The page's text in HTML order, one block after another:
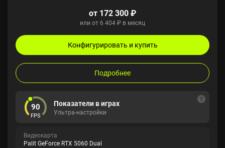
от 172 300 ₽
или от 6 404 ₽ в месяц
Конфигурировать и купить
Подробнее
90
FPS
Показатели в играх
Ультра-настройки
Видеокарта
Palit GeForce RTX 5060 Dual